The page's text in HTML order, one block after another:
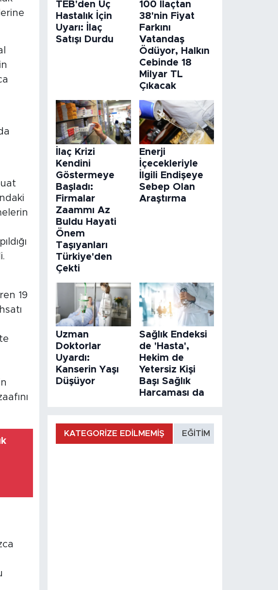
19
TEB'den Üç
Hastalık İçin
Uyarı: İlaç
Satışı Durdu
100 İlaçtan
38'nin Fiyat
Farkını
Vatandaş
Ödüyor, Halkın
Cebinde 18
Milyar TL
Çıkacak
İlaç Krizi
Kendini
Göstermeye
Başladı:
Firmalar
Zaammı Az
Buldu Hayati
Önem
Taşıyanları
Türkiye'den
Çekti
Enerji
İçecekleriyle
İlgili Endişeye
Sebep Olan
Araştırma
Uzman
Doktorlar
Uyardı:
Kanserin Yaşı
Düşüyor
Sağlık Endeksi
de 'Hasta',
Hekim de
Yetersiz Kişi
Başı Sağlık
Harcaması da
KATEGORİZE EDİLMEMİŞ EĞİTİM